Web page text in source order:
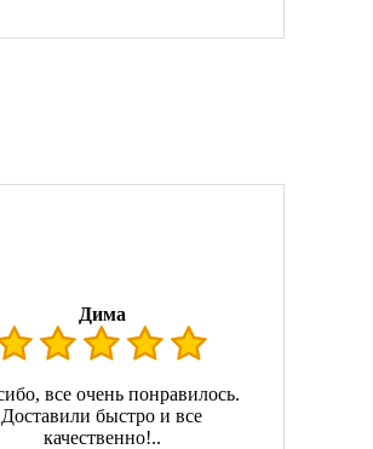
Дима
все очень понравилось.
Доставили быстро и все
качественно!..